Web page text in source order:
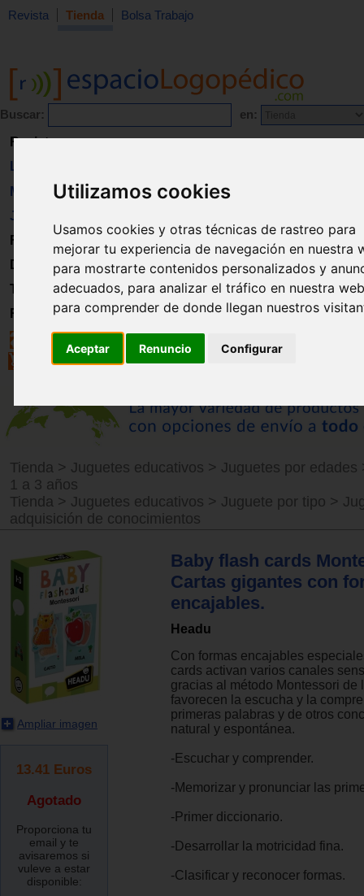
Utilizamos cookies
Usamos cookies y otras técnicas de rastreo para
mejorar tu experiencia de navegación en nuestra
para mostrarte contenidos personalizados y
adecuados, para analizar el tráfico en nuestra
para comprender de donde llegan nuestros
Aceptar Renuncio Configurar
Revista Tienda Bolsa Trabajo
Buscar: en:
Revista
Libros
Material
Juguetes
Formación
Directorio
Trabajo
Registro
Tienda > Juguetes educativos > Juguetes por edades
1 a 3 años
Tienda > Juguetes educativos > Juguete por tipo >
adquisición de conocimientos
Ampliar imagen
13.41 Euros
Agotado
Proporciona tu
email y te
avisaremos si
vuleve a estar
disponible:
Baby flash cards
Cartas gigantes con
encajables.
Headu
Con formas encajables
cards activan varios canales
gracias al método Montessori de
favorecen la escucha y la
primeras palabras y de otros
natural y espontánea.
-Escuchar y comprender.
-Memorizar y pronunciar las
-Primer diccionario.
-Desarrollar la motricidad fina.
-Clasificar y reconocer formas.